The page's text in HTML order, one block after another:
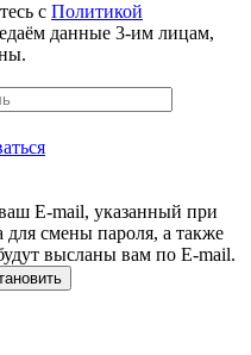
с Политикой
данные 3-им лицам,
E-mail, указанный при
для смены пароля, а также
высланы вам по E-mail.